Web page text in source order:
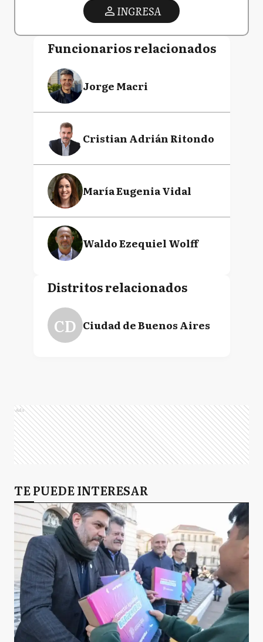
INGRESA
Funcionarios relacionados
Jorge Macri
Cristian Adrián Ritondo
María Eugenia Vidal
Waldo Ezequiel Wolff
Distritos relacionados
CD Ciudad de Buenos Aires
Ads
TE PUEDE INTERESAR